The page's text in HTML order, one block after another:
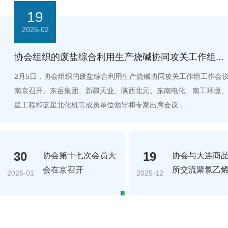
19
2026-02
协会组织的废盐综合利用生产烧碱协同攻关工作组...
2月5日，协会组织的废盐综合利用生产烧碱协同攻关工作组工作会
南京召开。东岳集团、新疆天业、陕西北元、东南电化、南工环境
星工程和蓝星北化机等成员单位领导和专家出席会议，...
30
2026-01
协会第十七次会员大
会在京召开
19
2025-12
协会与大连商
所交流聚氯乙